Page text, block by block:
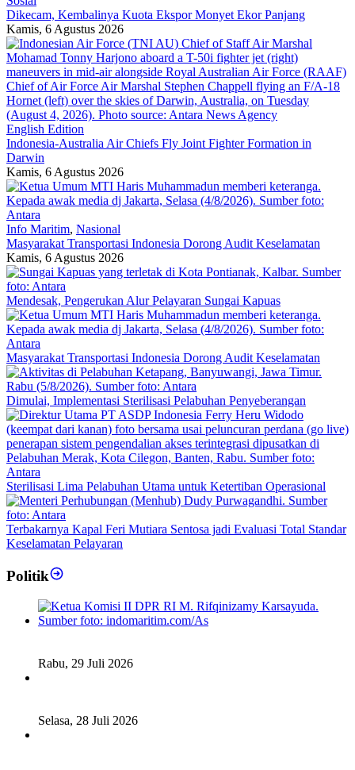
Dikecam, Kembalinya Kuota Ekspor Monyet Ekor Panjang
Kamis, 6 Agustus 2026
English Edition
Indonesia-Australia Air Chiefs Fly Joint Fighter Formation in
Darwin
Kamis, 6 Agustus 2026
Info Maritim, Nasional
Masyarakat Transportasi Indonesia Dorong Audit Keselamatan
Kamis, 6 Agustus 2026
Mendesak, Pengerukan Alur Pelayaran Sungai Kapuas
Masyarakat Transportasi Indonesia Dorong Audit Keselamatan
Dimulai, Implementasi Sterilisasi Pelabuhan Penyeberangan
Sterilisasi Lima Pelabuhan Utama untuk Ketertiban Operasional
Terbakarnya Kapal Feri Mutiara Sentosa jadi Evaluasi Total Standar
Keselamatan Pelayaran
Politik
Rabu, 29 Juli 2026
Selasa, 28 Juli 2026